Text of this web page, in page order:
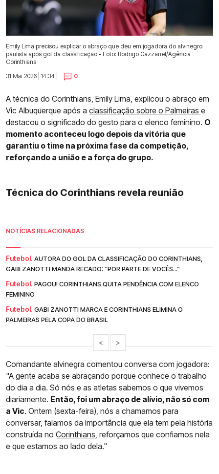
Emily Lima precisou explicar o abraço que deu em jogadora do alvinegro
paulista após gol da classificação - Foto: Rodrigo Gazzanel/Agência
Corinthians
31 Mai 2026 | 14:34 |
0
A técnica do Corinthians, Emily Lima, explicou o abraço em
Vic Albuquerque após a classificação sobre o Palmeiras e
destacou o significado do gesto para o elenco feminino. O
momento aconteceu logo depois da vitória que
garantiu o time na próxima fase da competição,
reforçando a união e a força do grupo.
Técnica do Corinthians revela reunião
NOTÍCIAS RELACIONADAS
Futebol. AUTORA DO GOL DA CLASSIFICAÇÃO DO CORINTHIANS,
GABI ZANOTTI MANDA RECADO: “POR PARTE DE VOCÊS...”
Futebol. PAGOU! CORINTHIANS QUITA PENDÊNCIA COM ELENCO
FEMININO
Futebol. GABI ZANOTTI MARCA E CORINTHIANS ELIMINA O
PALMEIRAS PELA COPA DO BRASIL
< >
Comandante alvinegra comentou conversa com jogadora:
"A gente acaba se abraçando porque conhece o trabalho
do dia a dia. Só nós e as atletas sabemos o que vivemos
diariamente. Então, foi um abraço de alívio, não só com
a Vic. Ontem (sexta-feira), nós a chamamos para
conversar, falamos da importância que ela tem pela história
construída no Corinthians , reforçamos que confiamos nela
e que estamos ao lado dela."